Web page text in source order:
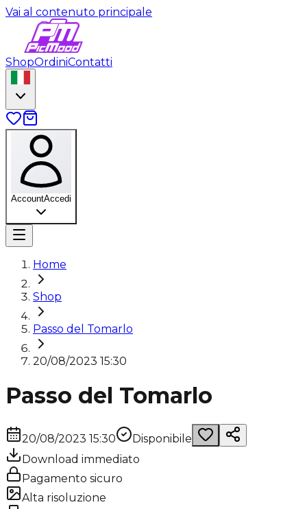
Vai al contenuto principale
ShopOrdiniContatti
AccountAccedi
Home
Shop
Passo del Tomarlo
20/08/2023 15:30
Passo del Tomarlo
20/08/2023 15:30
Disponibile
Download immediato
Pagamento sicuro
Alta risoluzione